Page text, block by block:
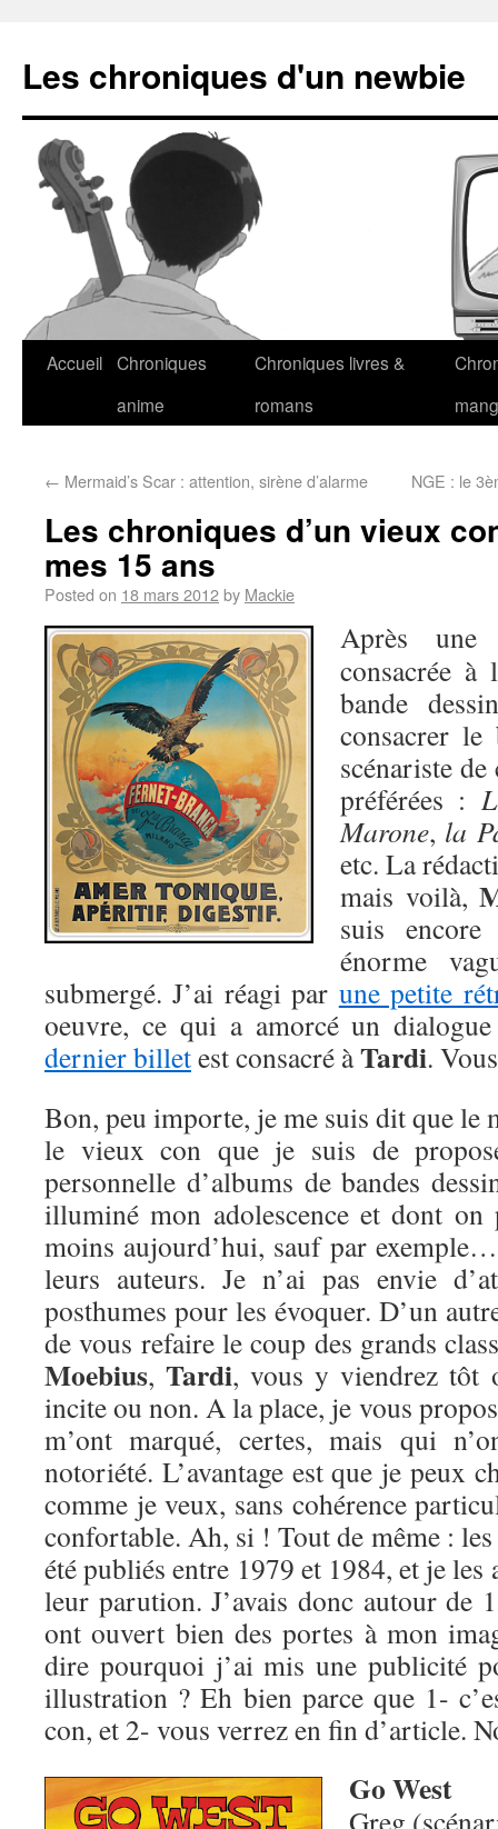
Les chroniques d'un newbie
Accueil Chroniques
anime
Chroniques livres &
romans
← Mermaid’s Scar : attention, sirène d’alarme NGE : le
Les chroniques d’un vieux
mes 15 ans
Posted on 18 mars 2012by Mackie
Après
consacrée
bande
consacrer
scénariste
préférées :
Marone, la
etc. La
mais voilà,
suis
énorme
submergé. J’ai réagi par une petite
oeuvre, ce qui a amorcé un
dernier billetest consacré àTardi.
Bon, peu importe, je me suis dit que le
le vieux con que je suis de
personnelle d’albums de bandes
illuminé mon adolescence et dont on
moins aujourd’hui, sauf par
leurs auteurs. Je n’ai pas envie
posthumes pour les évoquer. D’un
de vous refaire le coup des grands
Moebius,Tardi, vous y viendrez tôt
incite ou non. A la place, je vous
m’ont marqué, certes, mais qui
notoriété. L’avantage est que je peux
comme je veux, sans cohérence
confortable. Ah, si ! Tout de même :
été publiés entre 1979 et 1984, et je les
leur parution. J’avais donc autour de
ont ouvert bien des portes à mon
dire pourquoi j’ai mis une publicité
illustration ? Eh bien parce que 1-
con, et 2- vous verrez en fin d’article.
Go West
Greg